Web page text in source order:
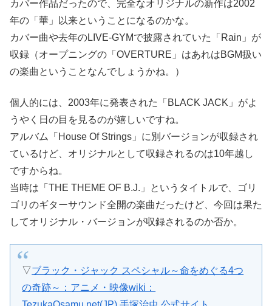
カバー作品だったので、完全なオリジナルの新作は2002
年の「華」以来ということになるのかな。
カバー曲や去年のLIVE-GYMで披露されていた「Rain」が
収録（オープニングの「OVERTURE」はあれはBGM扱い
の楽曲ということなんでしょうかね。）
個人的には、2003年に発表された「BLACK JACK」がよ
うやく日の目を見るのが嬉しいですね。
アルバム「House Of Strings」に別バージョンが収録され
ているけど、オリジナルとして収録されるのは10年越し
ですからね。
当時は「THE THEME OF B.J.」というタイトルで、ゴリ
ゴリのギターサウンド全開の楽曲だったけど、今回は果た
してオリジナル・バージョンが収録されるのか否か。
▽ブラック・ジャック スペシャル～命をめぐる4つ
の奇跡～：アニメ・映像wiki：